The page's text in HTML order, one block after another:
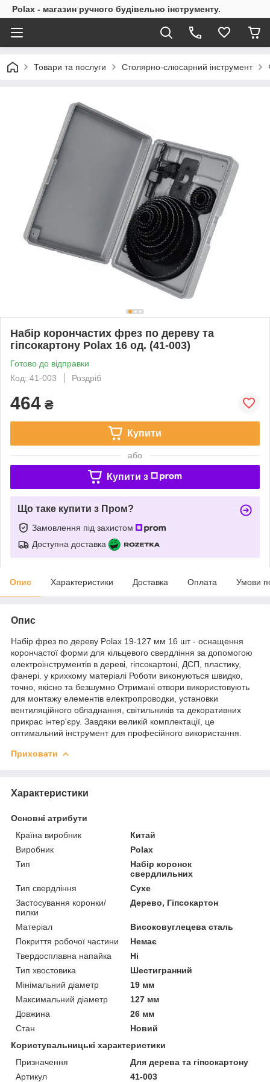
Polax - магазин ручного будівельно інструменту.
Товари та послуги Столярно-слюсарний інструмент
Набір корончастих фрез по дереву та
гіпсокартону Polax 16 од. (41-003)
Готово до відправки
Код: 41-003
Роздріб
464 ₴
Купити
або
Купити з
Що таке купити з Пром?
Замовлення під захистом
Доступна доставка
Опис Характеристики Доставка Оплата Умови
Опис
Набір фрез по дереву Polax 19-127 мм 16 шт - оснащення
корончастої форми для кільцевого свердління за допомогою
електроінструментів в дереві, гіпсокартоні, ДСП, пластику,
фанері. у крихкому матеріалі Роботи виконуються швидко,
точно, якісно та безшумно Отримані отвори використовують
для монтажу елементів електропроводки, установки
вентиляційного обладнання, світильників та декоративних
прикрас інтер'єру. Завдяки великій комплектації, це
оптимальний інструмент для професійного використання.
Приховати
Характеристики
Основні атрибути
Країна виробник
Китай
Виробник
Polax
Тип
Набір коронок
свердлильних
Тип свердління
Сухе
Застосування коронки/
пилки
Дерево, Гіпсокартон
Матеріал
Високовуглецева сталь
Покриття робочої частини
Немає
Твердосплавна напайка
Ні
Тип хвостовика
Шестигранний
Мінімальний діаметр
19 мм
Максимальний діаметр
127 мм
Довжина
26 мм
Стан
Новий
Користувальницькі характеристики
Призначення
Для дерева та гіпсокартону
Артикул
41-003